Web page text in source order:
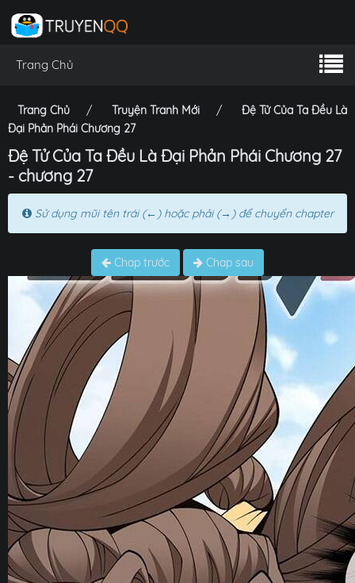
Trang Chủ
Trang Chủ Truyện Tranh Mới
Đệ Tử Của Ta Đều Là
Đại Phản Phái Chương 27
Đệ Tử Của Ta Đều Là Đại Phản Phái Chương 27
- chương 27
Sử dụng mũi tên trái (←) hoặc phải (→) để chuyển chapter
Chap trước Chap sau